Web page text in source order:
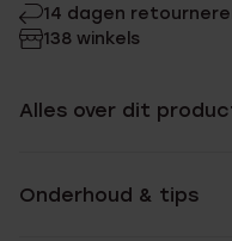
14 dagen
138 winkels
Alles over dit
Onderhoud & tips